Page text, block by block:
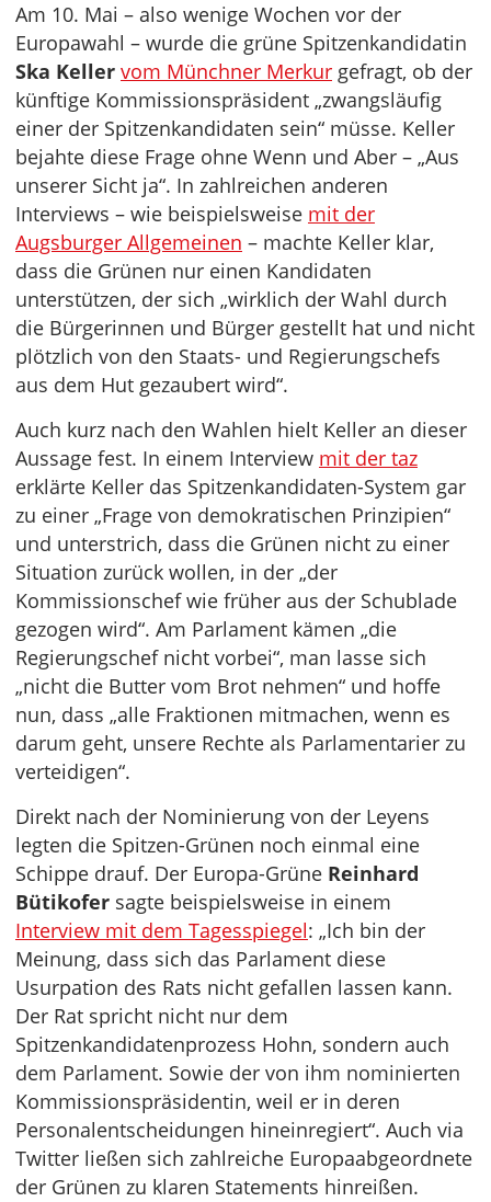
Am 10. Mai – also wenige Wochen vor der
Europawahl – wurde die grüne Spitzenkandidatin
Ska Keller vom Münchner Merkur gefragt, ob der
künftige Kommissionspräsident „zwangsläufig
einer der Spitzenkandidaten sein“ müsse. Keller
bejahte diese Frage ohne Wenn und Aber – „Aus
unserer Sicht ja“. In zahlreichen anderen
Interviews – wie beispielsweise mit der
Augsburger Allgemeinen – machte Keller klar,
dass die Grünen nur einen Kandidaten
unterstützen, der sich „wirklich der Wahl durch
die Bürgerinnen und Bürger gestellt hat und nicht
plötzlich von den Staats- und Regierungschefs
aus dem Hut gezaubert wird“.
Auch kurz nach den Wahlen hielt Keller an dieser
Aussage fest. In einem Interview mit der taz
erklärte Keller das Spitzenkandidaten-System gar
zu einer „Frage von demokratischen Prinzipien“
und unterstrich, dass die Grünen nicht zu einer
Situation zurück wollen, in der „der
Kommissionschef wie früher aus der Schublade
gezogen wird“. Am Parlament kämen „die
Regierungschef nicht vorbei“, man lasse sich
„nicht die Butter vom Brot nehmen“ und hoffe
nun, dass „alle Fraktionen mitmachen, wenn es
darum geht, unsere Rechte als Parlamentarier zu
verteidigen“.
Direkt nach der Nominierung von der Leyens
legten die Spitzen-Grünen noch einmal eine
Schippe drauf. Der Europa-Grüne Reinhard
Bütikofer sagte beispielsweise in einem
Interview mit dem Tagesspiegel: „Ich bin der
Meinung, dass sich das Parlament diese
Usurpation des Rats nicht gefallen lassen kann.
Der Rat spricht nicht nur dem
Spitzenkandidatenprozess Hohn, sondern auch
dem Parlament. Sowie der von ihm nominierten
Kommissionspräsidentin, weil er in deren
Personalentscheidungen hineinregiert“. Auch via
Twitter ließen sich zahlreiche Europaabgeordnete
der Grünen zu klaren Statements hinreißen.